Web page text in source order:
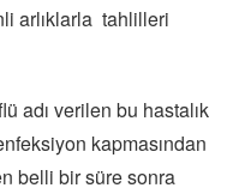
arlıklarla tahlilleri
adı verilen bu hastalık
kapmasından
belli bir süre sonra